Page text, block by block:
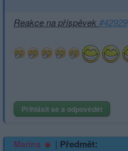
Reakce na příspěvek#42929
Přihlásit se a odpovědět
Marina | Předmět: